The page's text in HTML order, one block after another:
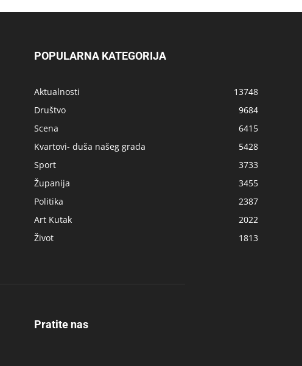
POPULARNA KATEGORIJA
Aktualnosti
13748
Društvo
9684
Scena
6415
Kvartovi- duša našeg grada
5428
Sport
3733
Županija
3455
Politika
2387
Art Kutak
2022
Život
1813
Pratite nas